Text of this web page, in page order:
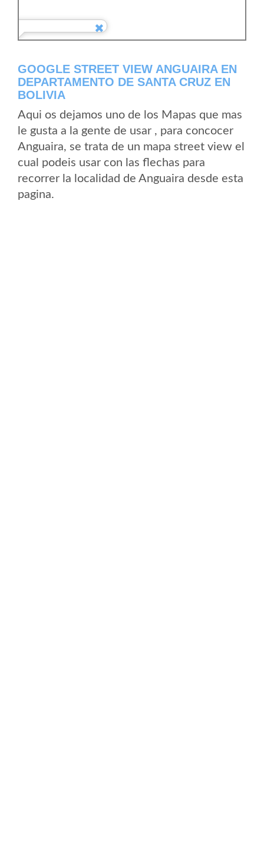
GOOGLE STREET VIEW ANGUAIRA EN
DEPARTAMENTO DE SANTA CRUZ EN
BOLIVIA
Aqui os dejamos uno de los Mapas que mas
le gusta a la gente de usar , para concocer
Anguaira, se trata de un mapa street view el
cual podeis usar con las flechas para
recorrer la localidad de Anguaira desde esta
pagina.